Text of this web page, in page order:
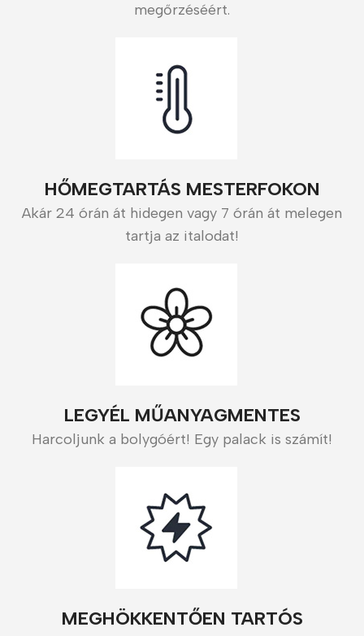
megőrzéséért.
HŐMEGTARTÁS MESTERFOKON
Akár 24 órán át hidegen vagy 7 órán át melegen
tartja az italodat!
LEGYÉL MŰANYAGMENTES
Harcoljunk a bolygóért! Egy palack is számít!
MEGHÖKKENTŐEN TARTÓS